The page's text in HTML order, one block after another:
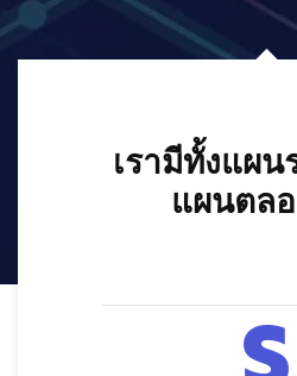
เรามีทั้งแผน
แผนตล